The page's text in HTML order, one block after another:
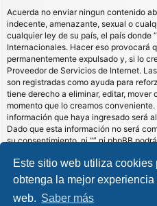
Este sitio web utiliza cookies
obtenga la mejor
web. Saber más
Acuerda no enviar ningun contenido
indecente, amenazante, sexual o
cualquier ley de su país, el país donde
Internacionales. Hacer eso provocará
permanentemente expulsado y, si lo
Proveedor de Servicios de Internet.
son registradas como ayuda para
tiene derecho a eliminar, editar,
momento que lo creamos
información que haya ingresado será
Dado que esta información no será
su consentimiento, ni “” ni phpBB
comprometidos.
Inicio (Web) Foro Punta de Lanza